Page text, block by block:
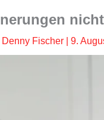
Denny Fischer 9.